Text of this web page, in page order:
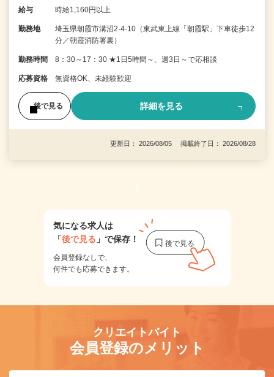
給与 時給1,160円以上
勤務地
埼玉県朝霞市溝沼2-4-10（東武東上線「朝霞駅」下車徒歩12
分／朝霞消防署裏）
勤務時間 8：30～17：30 ★1日5時間～、週3日～で応相談
応募資格 無資格OK、未経験歓迎
後で見る 詳細を見る
更新日： 2026/08/05 掲載終了日： 2026/08/28
1
気になる求人は
「後で見る 」で保存！
会員登録なしで、
何件でも応募できます。
クリエイトバイト
会員登録のメリット